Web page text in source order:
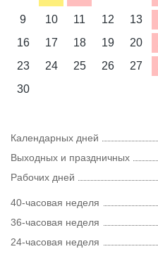
9
10 11 12 13
16
17 18 19 20
23
24 25 26 27
30
Календарных дней
Выходных и праздничных
Рабочих дней
40-часовая неделя
36-часовая неделя
24-часовая неделя